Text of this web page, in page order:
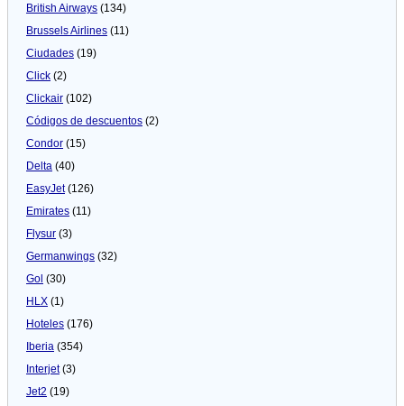
British Airways (134)
Brussels Airlines (11)
Ciudades (19)
Click (2)
Clickair (102)
Códigos de descuentos (2)
Condor (15)
Delta (40)
EasyJet(126)
Emirates (11)
Flysur (3)
Germanwings (32)
Gol (30)
HLX (1)
Hoteles (176)
Iberia (354)
Interjet(3)
Jet2 (19)